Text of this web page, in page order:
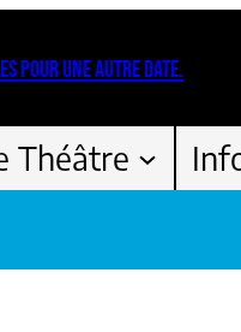
POUR UNE AUTRE DATE.
Théâtre